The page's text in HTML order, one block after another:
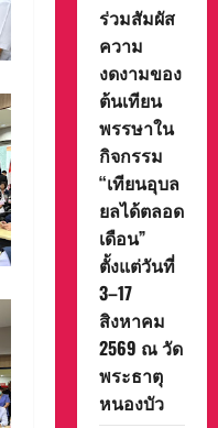
ร่วมสัมผัส
ความ
งดงามของ
ต้นเทียน
พรรษาใน
กิจกรรม
“เทียนอุบล
ยลได้ตลอด
เดือน”
ตั้งแต่วันที่
3–17
สิงหาคม
2569 ณ วัด
พระธาตุ
หนองบัว